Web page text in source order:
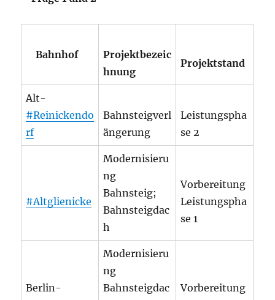
Bahnhof
Projektbezeic
hnung
Projektstand
Alt-
#Reinickendo
rf
Bahnsteigverl
ängerung
Leistungspha
se 2
#Altglienicke
Modernisieru
ng
Bahnsteig;
Bahnsteigdac
h
Vorbereitung
Leistungspha
se 1
Berlin-
Modernisieru
ng
Bahnsteigdac
Vorbereitung